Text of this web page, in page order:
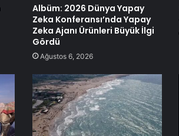
Albüm: 2026 Dünya Yapay
Zeka Konferansı’nda Yapay
Zeka Ajanı Ürünleri Büyük İlgi
Gördü
Ağustos 6, 2026